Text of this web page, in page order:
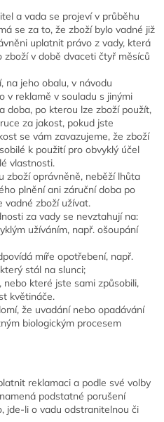
a vada se projeví v průběhu
se za to, že zboží bylo vadné již
uplatnit právo z vady, která
v době dvaceti čtyř měsíců
na jeho obalu, v návodu
v reklamě v souladu s jinými
doba, po kterou lze zboží použít,
za jakost, pokud jste
se vám zavazujeme, že zboží
k použití pro obvyklý účel
vlastnosti.
zboží oprávněně, neběží lhůta
plnění ani záruční doba po
vadné zboží užívat.
za vady se nevztahují na:
užíváním, např. ošoupání
míře opotřebení, např.
stál na slunci;
nebo které jste sami způsobili,
květináče.
že uvadání nebo opadávání
biologickým procesem
reklamaci a podle své volby
podstatné porušení
jde-li o vadu odstranitelnou či